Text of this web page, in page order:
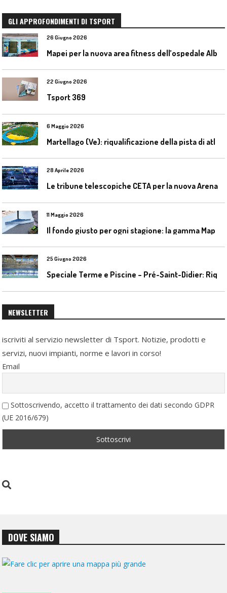
GLI APPROFONDIMENTI DI TSPORT
26 Giugno 2026
22 Giugno 2026
Tsport 369
6 Maggio 2026
28 Aprile 2026
11 Maggio 2026
25 Giugno 2026
NEWSLETTER
iscriviti al servizio newsletter di Tsport. Notizie, prodotti e
servizi, nuovi impianti, norme e lavori in corso!
Email
Sottoscrivendo, accetto il trattamento dei dati secondo GDPR
(UE 2016/679)
DOVE SIAMO